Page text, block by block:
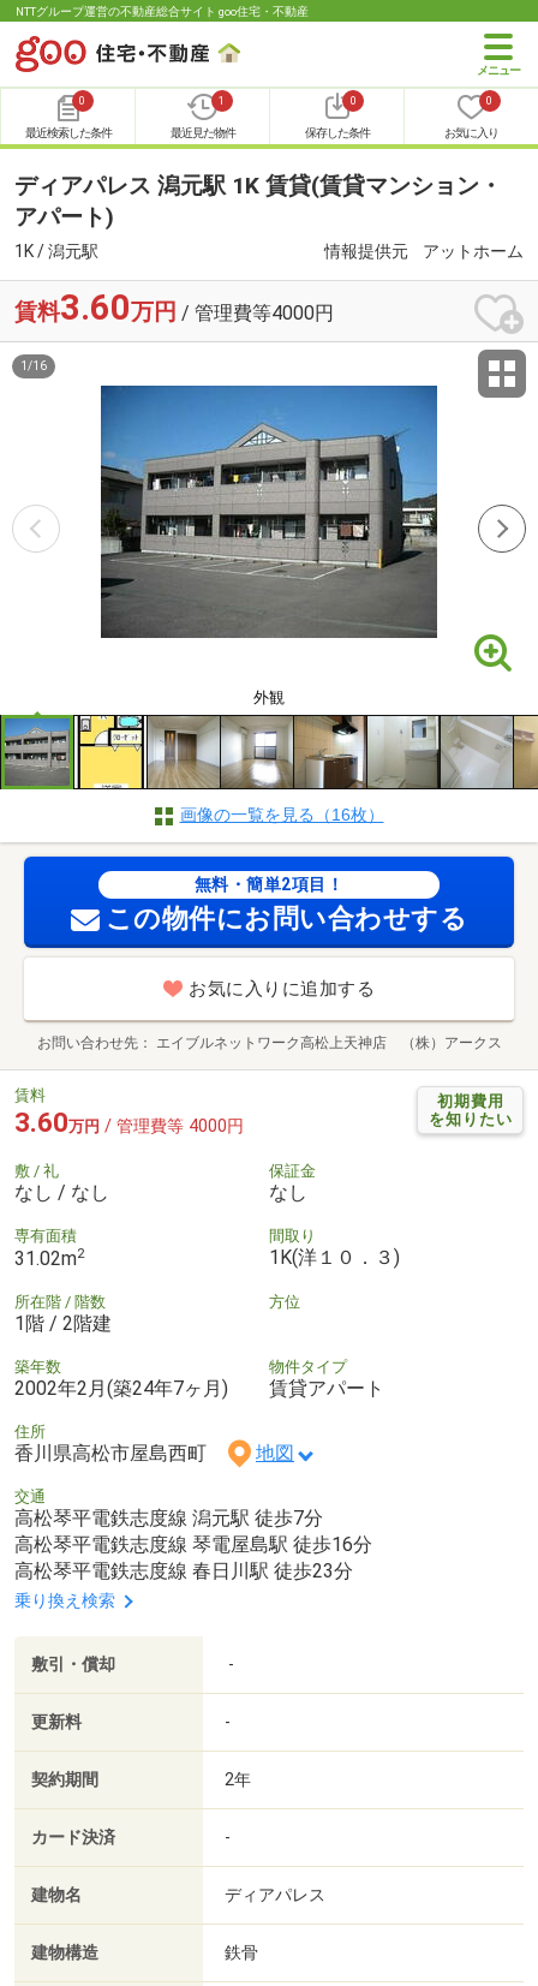
NTTグループ運営の不動産総合サイト goo住宅・不動産
0
最近検索した条件
1
最近見た物件
0
保存した条件
0
お気に入り
ディアパレス 潟元駅 1K 賃貸(賃貸マンション・
アパート)
1K / 潟元駅 情報提供元 アットホーム
賃料3.60万円 / 管理費等4000円
外観
1 /16
画像の一覧を見る（16枚）
無料・簡単2項目！
この物件にお問い合わせする
お気に入りに追加する
お問い合わせ先 エイブルネットワーク高松上天神店 （株）アークス
初期費用
を知りたい
賃料
3.60万円 / 管理費等 4000円
敷 / 礼
なし / なし
保証金
なし
専有面積
31.02m2
間取り
1K(洋１０．３)
所在階 / 階数
1階 / 2階建
方位
築年数
2002年2月(築24年7ヶ月)
物件タイプ
賃貸アパート
住所
香川県高松市屋島西町 地図
交通
高松琴平電鉄志度線 潟元駅 徒歩7分
高松琴平電鉄志度線 琴電屋島駅 徒歩16分
高松琴平電鉄志度線 春日川駅 徒歩23分
乗り換え検索
敷引・償却 -
更新料 -
契約期間 2年
カード決済 -
建物名 ディアパレス
建物構造 鉄骨